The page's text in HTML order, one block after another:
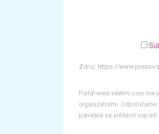
Zdroj: https://
Portál www.sdetmi.com nie
organizátormi.
potrebné sa prihlásiť vopred.